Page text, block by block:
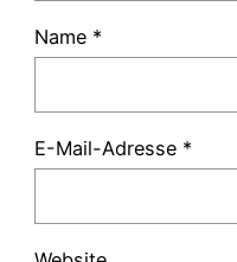
Name *
E-Mail-Adresse *